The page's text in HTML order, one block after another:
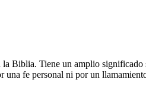
Biblia. Tiene un amplio
una fe personal ni por un